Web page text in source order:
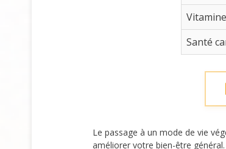
Santé
Le passage à un mode de vie
améliorer votre bien-être